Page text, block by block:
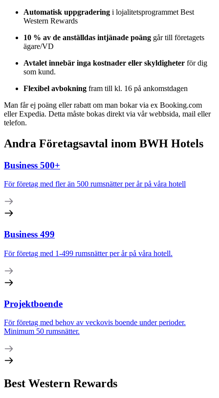
Automatisk uppgradering i lojalitetsprogrammet Best
Western Rewards
10 % av de anställdas intjänade poäng går till företagets
ägare/VD
Avtalet innebär inga kostnader eller skyldigheter för dig
som kund.
Flexibel avbokning fram till kl. 16 på ankomstdagen
Man får ej poäng eller rabatt om man bokar via ex Booking.com
eller Expedia. Detta måste bokas direkt via vår webbsida, mail eller
telefon.
Andra Företagsavtal inom BWH Hotels
Business 500+
För företag med fler än 500 rumsnätter per år på våra hotell
Business 499
För företag med 1-499 rumsnätter per år på våra hotell.
Projektboende
För företag med behov av veckovis boende under perioder.
Minimum 50 rumsnätter.
Best Western Rewards